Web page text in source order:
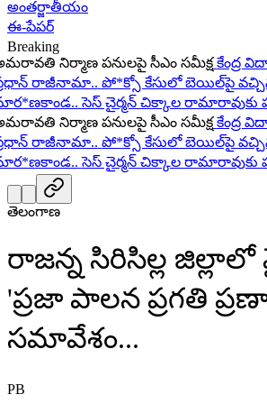
అంతర్జాతీయం
ఈ-పేపర్
Breaking
నిర్మాణ పనులపై సీఎం సమీక్ష కేంద్ర
రాజీనామా.. పో*క్సో కేసులో బెయిల్‌పై వచ్చిన
సెస్ చైర్మన్ చిక్కాల రామారావుకు
నిర్మాణ పనులపై సీఎం సమీక్ష కేంద్ర
రాజీనామా.. పో*క్సో కేసులో బెయిల్‌పై వచ్చిన
సెస్ చైర్మన్ చిక్కాల రామారావుకు
తెలంగాణ
రాజన్న సిరిసిల్ల
'ప్రజా పాలన ప్రగతి
సమావేశం...
PB